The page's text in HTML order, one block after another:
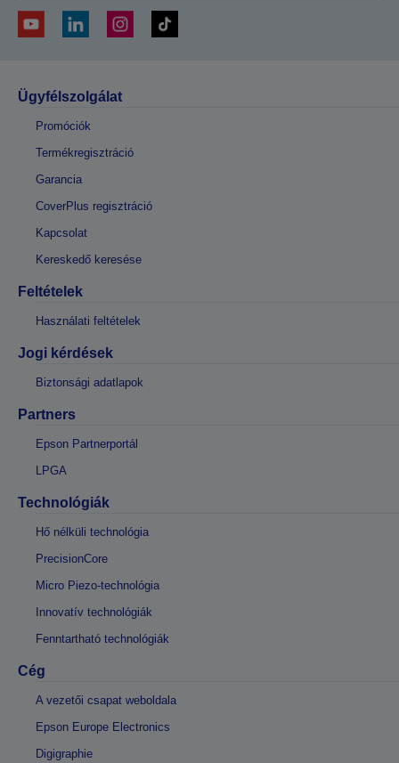
Ügyfélszolgálat
Promóciók
Termékregisztráció
Garancia
CoverPlus regisztráció
Kapcsolat
Kereskedő keresése
Feltételek
Használati feltételek
Jogi kérdések
Biztonsági adatlapok
Partners
Epson Partnerportál
LPGA
Technológiák
Hő nélküli technológia
PrecisionCore
Micro Piezo-technológia
Innovatív technológiák
Fenntartható technológiák
Cég
A vezetői csapat weboldala
Epson Europe Electronics
Digigraphie